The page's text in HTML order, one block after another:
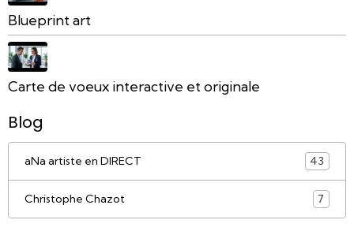
Blueprint art
Carte de voeux interactive et originale
Blog
aNa artiste en DIRECT 43
Christophe Chazot 7